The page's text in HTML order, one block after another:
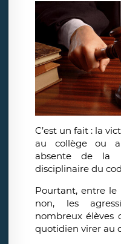
C’est un fait : la
au collège ou
absente de la
disciplinaire du
Pourtant, entre le
non, les
nombreux élèves
quotidien virer au